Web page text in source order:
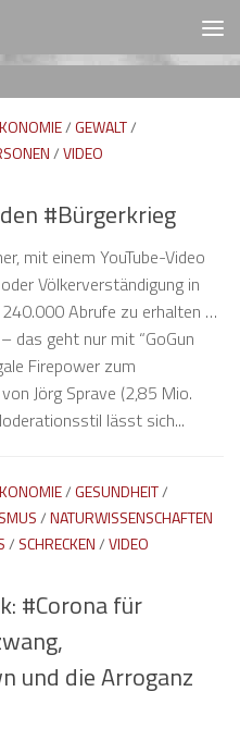
/GEWALT/
/VIDEO
#Bürgerkrieg
mit einem YouTube-Video
Völkerverständigung in
Abrufe zu erhalten …
das geht nur mit “GoGun
Firepower zum
Jörg Sprave (2,85 Mio.
lässt sich...
/GESUNDHEIT/
/NATURWISSENSCHAFTEN
/ SCHRECKEN/VIDEO
#Corona für
und die Arroganz